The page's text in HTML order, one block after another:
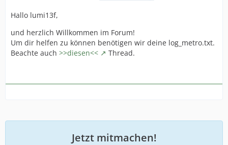
Hallo lumi13f,
und herzlich Willkommen im Forum!
Um dir helfen zu können benötigen wir deine log_metro.txt.
Beachte auch >>diesen<< Thread.
Jetzt mitmachen!